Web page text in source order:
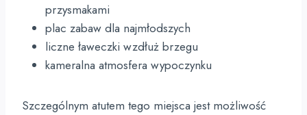
przysmakami
plac zabaw dla najmłodszych
liczne ławeczki wzdłuż brzegu
kameralna atmosfera wypoczynku
Szczególnym atutem tego miejsca jest możliwość